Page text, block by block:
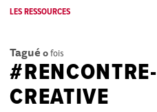
LES RESSOURCES
Tagué 0fois
#RENCONTRE-
CREATIVE